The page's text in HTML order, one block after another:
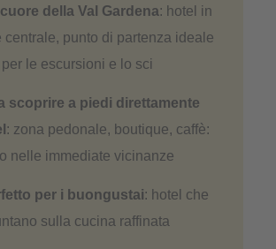
della Val Gardena: hotel in
centrale, punto di partenza ideale
per le escursioni e lo sci
scoprire a piedi direttamente
: zona pedonale, boutique, caffè:
nelle immediate vicinanze
per i buongustai: hotel che
sulla cucina raffinata